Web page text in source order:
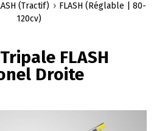
(Tractif)
FLASH (Réglable | 80-
120cv)
FLASH
Droite